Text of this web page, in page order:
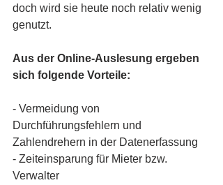
doch wird sie heute noch relativ wenig
genutzt.
Aus der Online-Auslesung ergeben
sich folgende Vorteile:
- Vermeidung von
Durchführungsfehlern und
Zahlendrehern in der Datenerfassung
- Zeiteinsparung für Mieter bzw.
Verwalter